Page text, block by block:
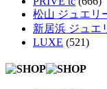
松山 ジュエリ
新居浜 ジュエ
LUXE (521)